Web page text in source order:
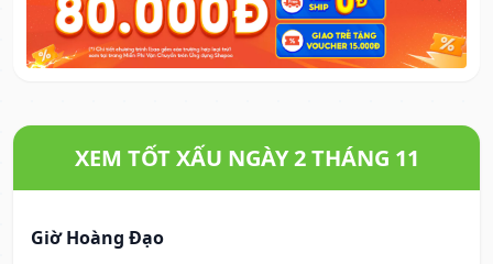
XEM TỐT XẤU NGÀY 2 THÁNG 11
Giờ Hoàng Đạo